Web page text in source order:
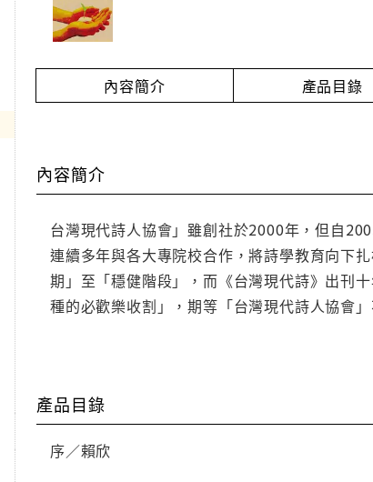
內容簡介 產品目錄
內容簡介
台灣現代詩人協會」雖創社於2000年，但自
連續多年與各大專院校合作，將詩學教育向下
期」至「穩健階段」，而《台灣現代詩》出刊
種的必歡樂收割」，期等「台灣現代詩人協會
產品目錄
序／賴欣